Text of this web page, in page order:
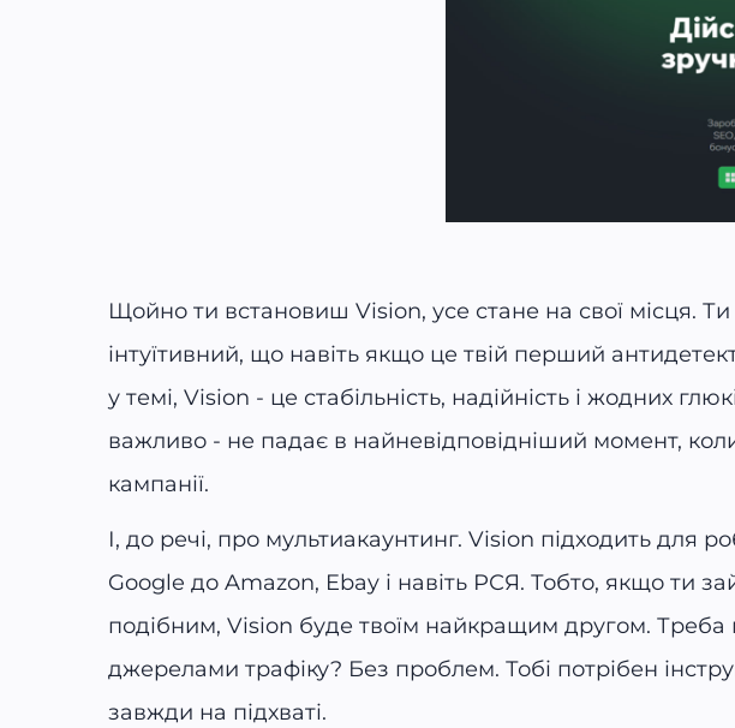
Щойно ти встановиш Vision, усе стане на свої місця.
інтуїтивний, що навіть якщо це твій перший
у темі, Vision - це стабільність, надійність і жодних
важливо - не падає в найневідповідніший момент,
кампанії.
І, до речі, про мультиакаунтинг. Vision підходить для
Google до Amazon, Ebay і навіть РСЯ. Тобто, якщо ти
подібним, Vision буде твоїм найкращим другом.
джерелами трафіку? Без проблем. Тобі потрібен
завжди на підхваті.